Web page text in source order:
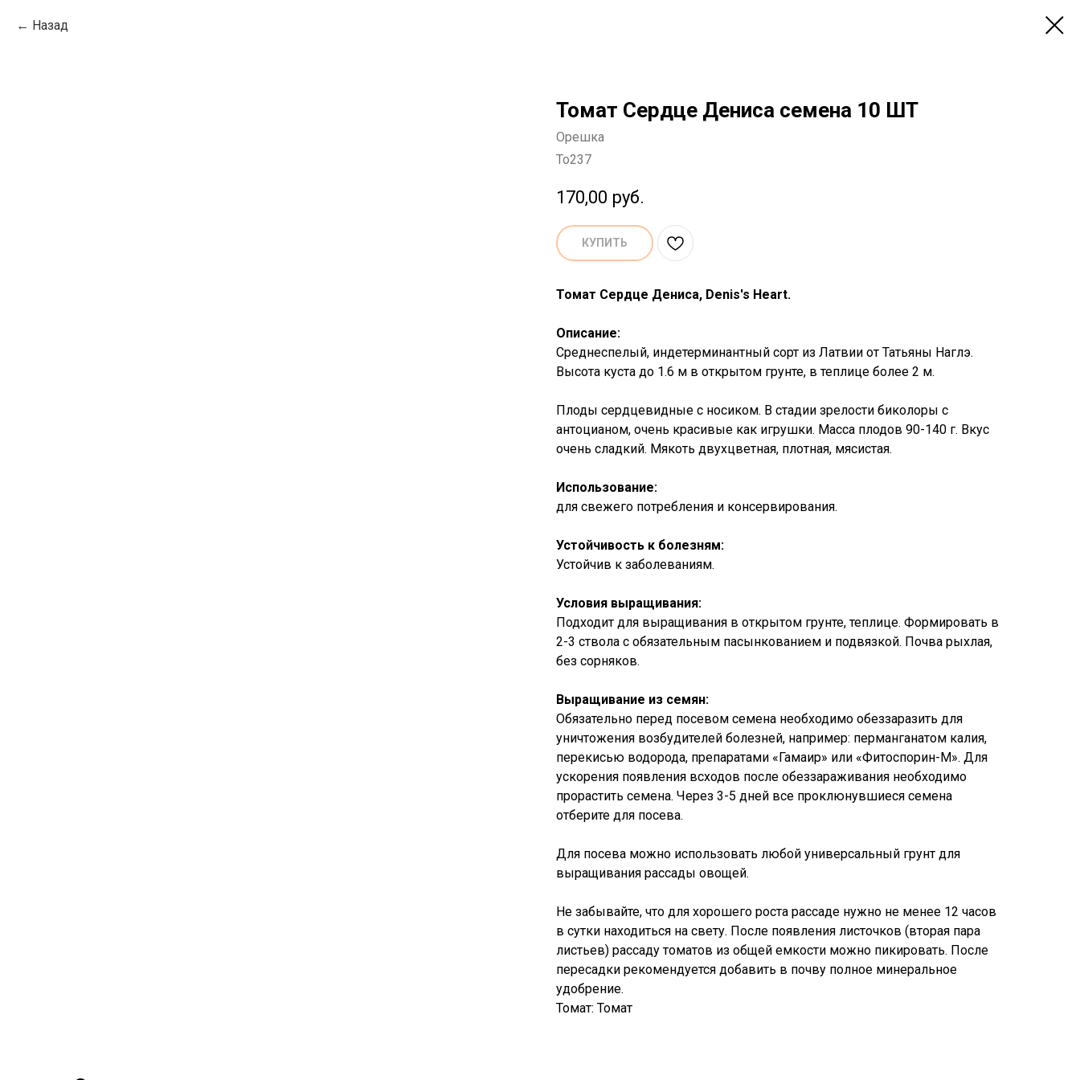
Назад
Томат Сердце Дениса семена 10 ШТ
Орешка
To237
170,00 руб.
КУПИТЬ
Томат Сердце Дениса, Denis's Heart.
Описание:
Среднеспелый, индетерминантный сорт из Латвии от Татьяны Наглэ.
Высота куста до 1.6 м в открытом грунте, в теплице более 2 м.
Плоды сердцевидные с носиком. В стадии зрелости биколоры с
антоцианом, очень красивые как игрушки. Масса плодов 90-140 г. Вкус
очень сладкий. Мякоть двухцветная, плотная, мясистая.
Использование:
для свежего потребления и консервирования.
Устойчивость к болезням:
Устойчив к заболеваниям.
Условия выращивания:
Подходит для выращивания в открытом грунте, теплице. Формировать в
2-3 ствола с обязательным пасынкованием и подвязкой. Почва рыхлая,
без сорняков.
Выращивание из семян:
Обязательно перед посевом семена необходимо обеззаразить для
уничтожения возбудителей болезней, например: перманганатом калия,
перекисью водорода, препаратами «Гамаир» или «Фитоспорин-М». Для
ускорения появления всходов после обеззараживания необходимо
прорастить семена. Через 3-5 дней все проклюнувшиеся семена
отберите для посева.
Для посева можно использовать любой универсальный грунт для
выращивания рассады овощей.
Не забывайте, что для хорошего роста рассаде нужно не менее 12 часов
в сутки находиться на свету. После появления листочков (вторая пара
листьев) рассаду томатов из общей емкости можно пикировать. После
пересадки рекомендуется добавить в почву полное минеральное
удобрение.
Томат: Томат